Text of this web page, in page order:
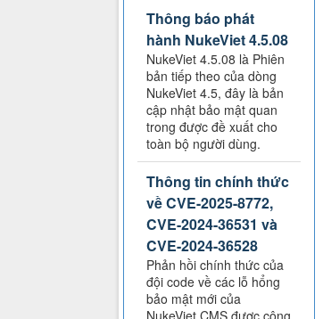
Thông báo phát
hành NukeViet 4.5.08
NukeViet 4.5.08 là Phiên
bản tiếp theo của dòng
NukeViet 4.5, đây là bản
cập nhật bảo mật quan
trong được đề xuất cho
toàn bộ người dùng.
Thông tin chính thức
về CVE-2025-8772,
CVE-2024-36531 và
CVE-2024-36528
Phản hồi chính thức của
đội code về các lỗ hổng
bảo mật mới của